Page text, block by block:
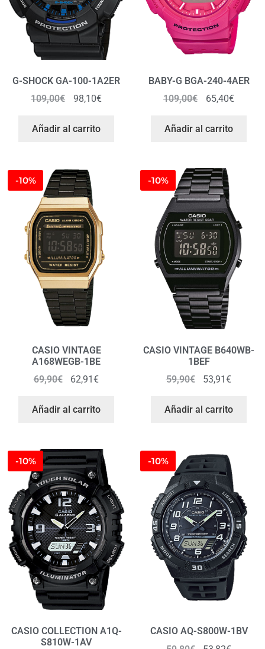
G-SHOCK GA-100-1A2ER
109,00€ 98,10€
Añadir al carrito
BABY-G BGA-240-4AER
109,00€ 65,40€
Añadir al carrito
-10%
CASIO VINTAGE
A168WEGB-1BE
69,90€ 62,91€
Añadir al carrito
-10%
CASIO VINTAGE B640WB-
1BEF
59,90€ 53,91€
Añadir al carrito
-10%
CASIO COLLECTION A1Q-
S810W-1AV
-10%
CASIO AQ-S800W-1BV